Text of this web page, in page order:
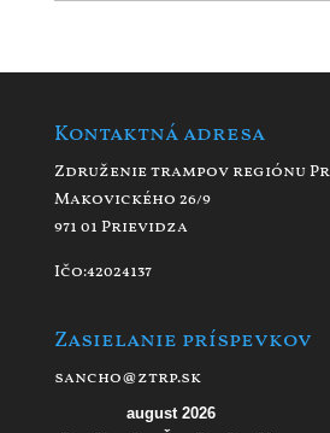
Kontaktná adresa
Združenie trampov regiónu
Makovického 26/9
971 01 Prievidza
Ičo:42024137
Zasielanie príspevkov
sancho@ztrp.sk
august 2026